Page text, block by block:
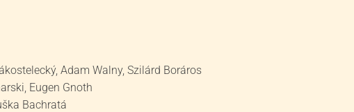
Adam Walny, Szilárd Boráros
Eugen Gnoth
Bachratá